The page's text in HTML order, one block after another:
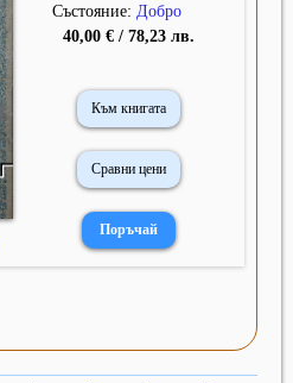
Състояние: Добро
40,00 € / 78,23 лв.
Към книгата
Сравни цени